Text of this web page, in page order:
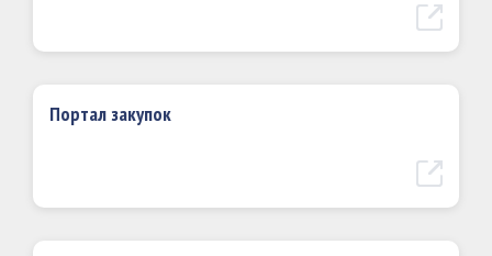
Портал закупок